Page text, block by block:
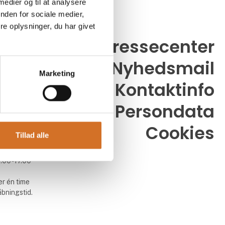
og til at analysere
for sociale medier,
oplysninger, du har givet
Marketing
Tillad alle
- 17.00
- 17.00
- 17.00
én time
Pressecenter
Nyhedsmail
Kontaktinfo
Persondata
Cookies